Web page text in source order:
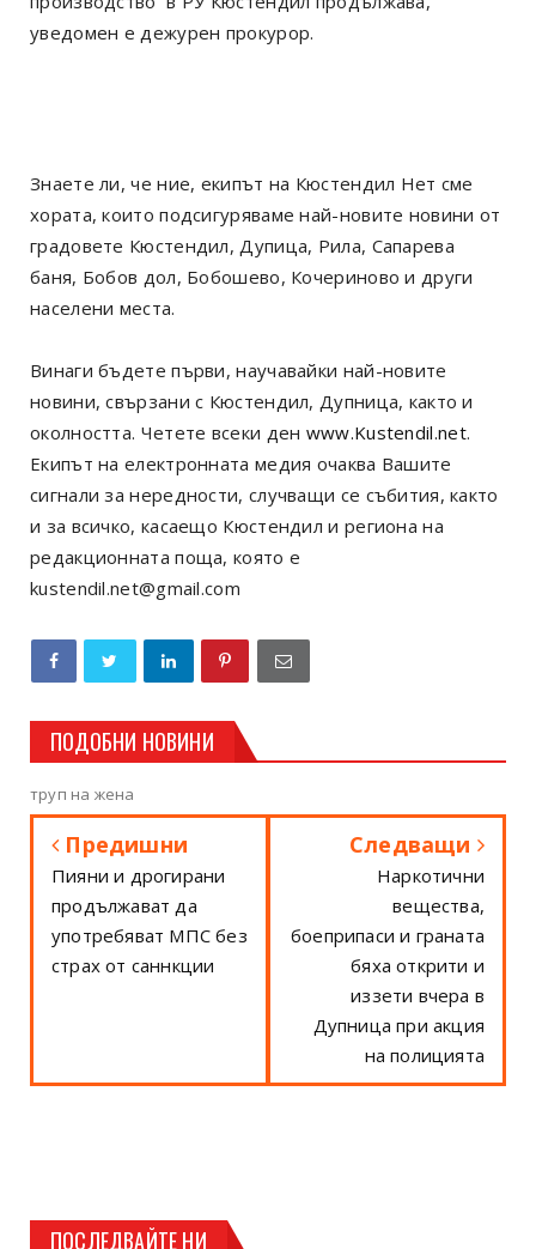
уведомен е дежурен прокурор.
Знаете ли, че ние, екипът на Кюстендил Нет сме
хората, които подсигуряваме най-новите новини от
градовете Кюстендил, Дупица, Рила, Сапарева
баня, Бобов дол, Бобошево, Кочериново и други
населени места.
Винаги бъдете първи, научавайки най-новите
новини, свързани с Кюстендил, Дупница, както и
околността. Четете всеки ден www.Kustendil.net.
Екипът на електронната медия очаква Вашите
сигнали за нередности, случващи се събития, както
и за всичко, касаещо Кюстендил и региона на
редакционната поща, която е
kustendil.net@gmail.com
ПОДОБНИ НОВИНИ
труп на жена
Предишни
Пияни и дрогирани
продължават да
употребяват МПС без
страх от саннкции
Следващи
Наркотични
вещества,
боеприпаси и граната
бяха открити и
иззети вчера в
Дупница при акция
на полицията
ПОСЛЕДВАЙТЕ НИ